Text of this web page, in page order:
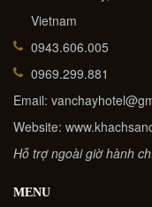
Vietnam
0943.606.005
0969.299.881
Email:
Website:
Hỗ trợ ngoài giờ hành
MENU